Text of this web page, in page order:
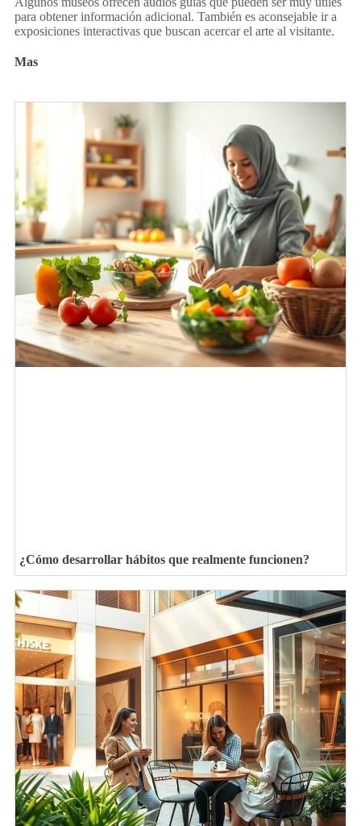
para obtener información adicional. También es aconsejable ir a
exposiciones interactivas que buscan acercar el arte al visitante.
Mas
¿Cómo desarrollar hábitos que realmente funcionen?